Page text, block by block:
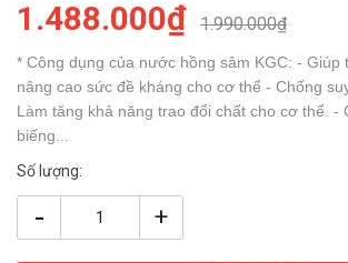
1.488.000₫ 1.990.000₫
* Công dụng của nước hồng sâm KGC: - Giúp
nâng cao sức đề kháng cho cơ thể - Chống
Làm tăng khả năng trao đổi chất cho cơ thể. -
biếng...
Số lượng:
- +